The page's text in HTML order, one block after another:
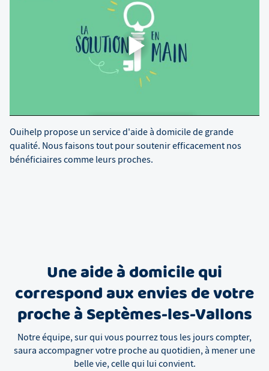
Ouihelp propose un service d'aide à domicile de grande
qualité. Nous faisons tout pour soutenir efficacement nos
bénéficiaires comme leurs proches.
Une aide à domicile qui
correspond aux envies de votre
proche à Septèmes-les-Vallons
Notre équipe, sur qui vous pourrez tous les jours compter,
saura accompagner votre proche au quotidien, à mener une
belle vie, celle qui lui convient.